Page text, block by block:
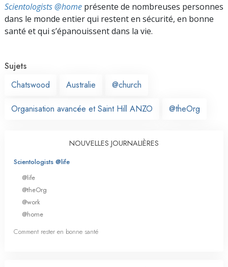
Scientologists @home présente de nombreuses personnes
dans le monde entier qui restent en sécurité, en bonne
santé et qui s’épanouissent dans la vie.
Sujets
Chatswood
Australie @church
Organisation avancée et Saint Hill ANZO @theOrg
NOUVELLES JOURNALIÈRES
Scientologists @life
@life
@theOrg
@work
@home
Comment rester en bonne santé